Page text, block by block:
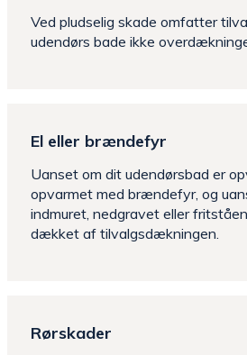
Ved pludselig skade omfatter
udendørs bade ikke
El eller brændefyr
Uanset om dit udendørsbad er
opvarmet med brændefyr, og
indmuret, nedgravet eller
dækket af tilvalgsdækningen.
Rørskader